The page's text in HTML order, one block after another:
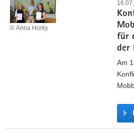
© Anna Horky
für
der
Am